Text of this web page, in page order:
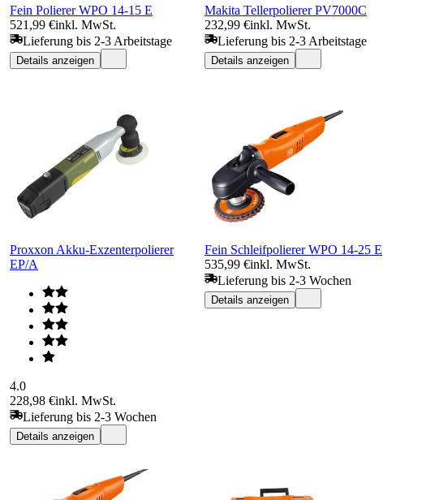
Fein Polierer WPO 14-15 E
521,99 €inkl. MwSt.
Lieferung bis 2-3 Arbeitstage
Details anzeigen
Makita Tellerpolierer PV7000C
232,99 €inkl. MwSt.
Lieferung bis 2-3 Arbeitstage
Details anzeigen
Proxxon Akku-Exzenterpolierer
EP/A
4.0
228,98 €inkl. MwSt.
Lieferung bis 2-3 Wochen
Details anzeigen
Fein Schleifpolierer WPO 14-25 E
535,99 €inkl. MwSt.
Lieferung bis 2-3 Wochen
Details anzeigen